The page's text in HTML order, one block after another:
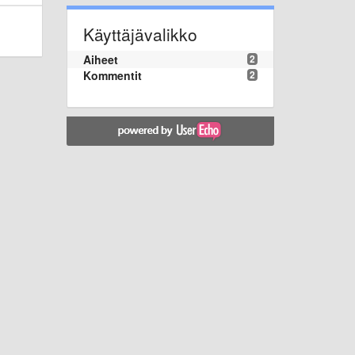
Käyttäjävalikko
2
Aiheet
2
Kommentit